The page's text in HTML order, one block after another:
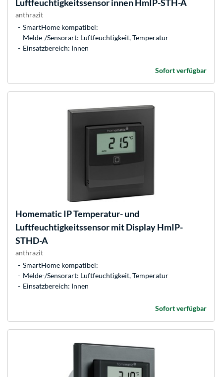
Luftfeuchtigkeitssensor innen HmIP-STH-A
anthrazit
SmartHome kompatibel:
Melde-/Sensorart: Luftfeuchtigkeit, Temperatur
Einsatzbereich: Innen
Sofort verfügbar
Homematic IPTemperatur- und
Luftfeuchtigkeitssensor mit Display HmIP-
STHD-A
anthrazit
SmartHome kompatibel:
Melde-/Sensorart: Luftfeuchtigkeit, Temperatur
Einsatzbereich: Innen
Sofort verfügbar